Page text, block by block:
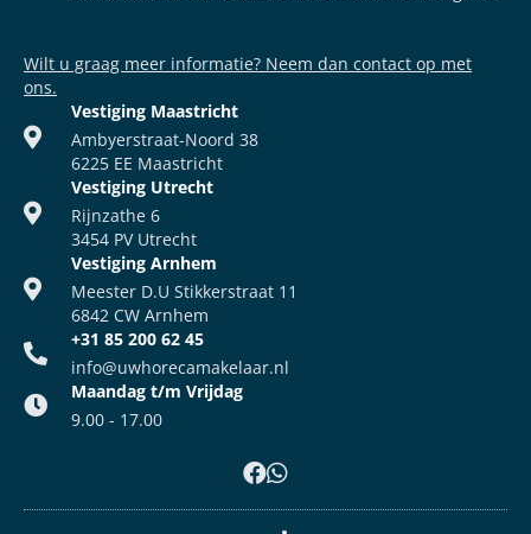
Wilt u graag meer informatie? Neem dan contact op met
ons.
Vestiging Maastricht
Ambyerstraat-Noord 38
6225 EE Maastricht
Vestiging Utrecht
Rijnzathe 6
3454 PV Utrecht
Vestiging Arnhem
Meester D.U Stikkerstraat 11
6842 CW Arnhem
+31 85 200 62 45
info@uwhorecamakelaar.nl
Maandag t/m Vrijdag
9.00 - 17.00